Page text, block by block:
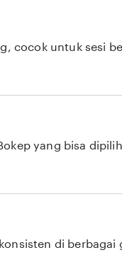
cocok untuk sesi
yang bisa
di berbagai